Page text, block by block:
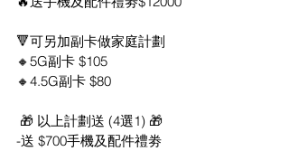
🔻可另加副卡做家庭計劃
🔸5G副卡 $105
🔸4.5G副卡 $80
🎁 以上計劃送 (4選1) 🎁
-送 $700手機及配件禮劵